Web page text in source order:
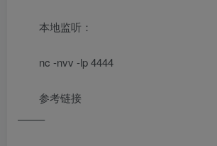
本地监听：
nc -nvv -lp 4444
参考链接
——–